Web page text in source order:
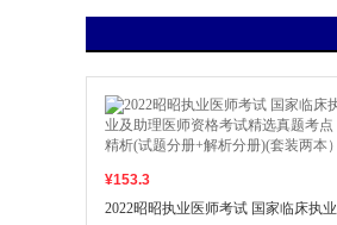
¥153.3
2022昭昭执业医师考试 国家临床执业